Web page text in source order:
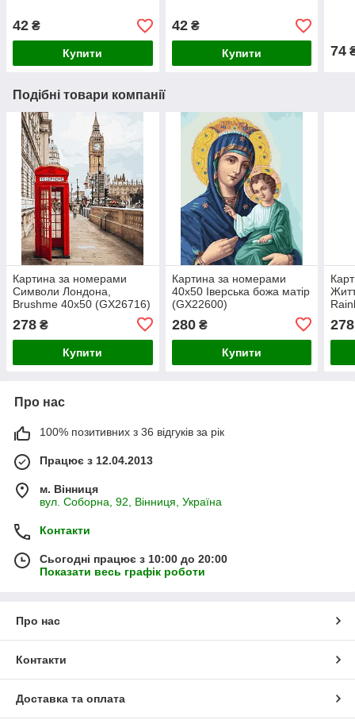
42 ₴
Купити
42₴
Купити 74
Подібні товари компанії
Картина за номерами
Символи Лондона,
Brushme 40х50 (GX26716)
278 ₴
Купити
Картина за номерами
40х50 Іверська божа матір
(GX22600)
280₴
Купити
278
Про нас
100% позитивних з 36 відгуків за рік
Працює з 12.04.2013
м. Вінниця
вул. Соборна, 92, Вінниця, Україна
Контакти
Сьогодні працює з 10:00 до 20:00
Показати весь графік роботи
Про нас
Контакти
Доставка та оплата